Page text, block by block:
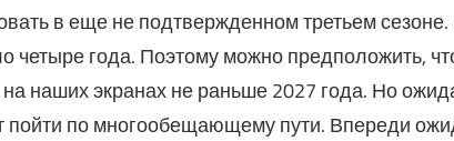
в еще не подтвержденном третьем
года. Поэтому можно предположить,
наших экранах не раньше 2027 года. Но
пойти по многообещающему пути. Впереди